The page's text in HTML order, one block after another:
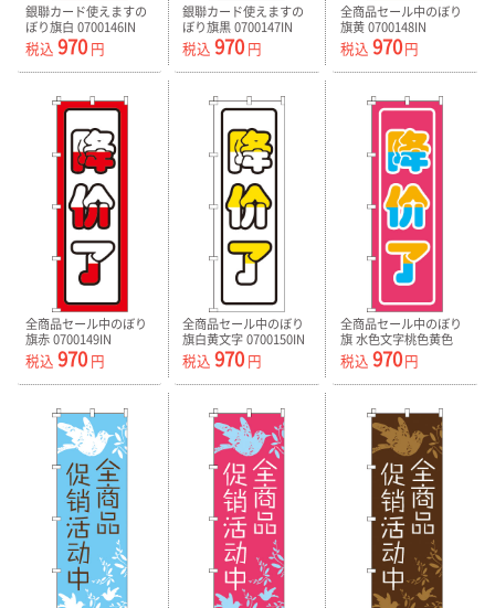
銀聯カード使えますの
ぼり旗白 0700146IN
税込 970 円
銀聯カード使えますの
ぼり旗黒 0700147IN
税込 970円
全商品セール中のぼり
旗黄 0700148IN
税込 970円
全商品セール中のぼり
旗赤 0700149IN
税込 970 円
全商品セール中のぼり
旗白黄文字 0700150IN
税込 970円
全商品セール中のぼり
旗 水色文字桃色黄色
0700151IN
税込 970円